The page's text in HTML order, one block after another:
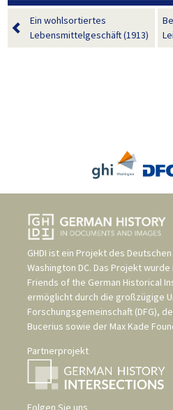
Ein wohlsortiertes
Lebensmittelgeschäft (1913)
GHDI ist ein Projekt des
Washington DC. Das Projekt
Friends of the German Historical
ermöglicht durch die großzügige
Forschungsgemeinschaft (DFG),
Bucerius sowie der Max Kade
Partnerprojekt
Folgen Sie uns